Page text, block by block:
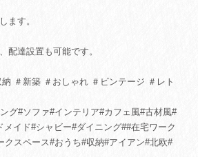
ます。
配達設置も可能です。
＃新築 ＃おしゃれ ＃ビンテージ ＃レト
グ#ソファ#インテリア#カフェ風#古材風#
メイド#シャビー#ダイニング##在宅ワーク
クスペース#おうち#収納#アイアン#北欧#